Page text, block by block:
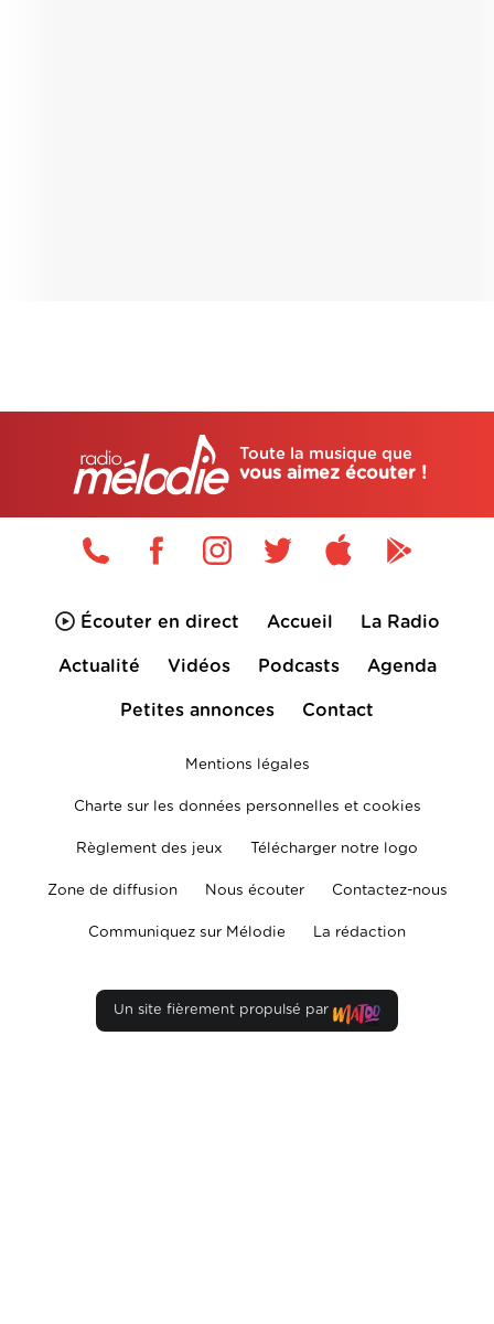
Toute la musique que
vous aimez écouter !
Écouter en direct Accueil La Radio
Actualité Vidéos Podcasts Agenda
Petites annonces Contact
Mentions légales
Charte sur les données personnelles et cookies
Règlement des jeux Télécharger notre logo
Zone de diffusion Nous écouter Contactez-nous
Communiquez sur Mélodie La rédaction
Un site fièrement propulsé par